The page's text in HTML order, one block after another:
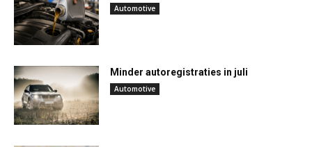
Automotive
Minder autoregistraties in juli
Automotive